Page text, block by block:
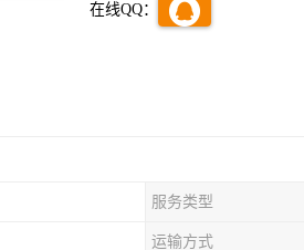
在线QQ：
服务类型
运输方式